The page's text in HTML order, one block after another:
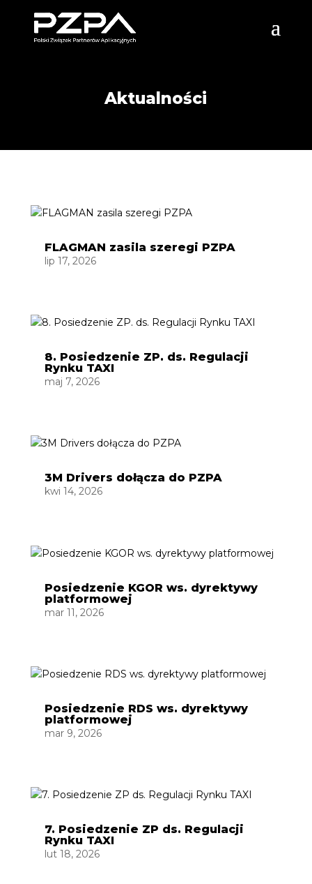
Aktualności
FLAGMAN zasila szeregi PZPA
lip 17, 2026
8. Posiedzenie ZP. ds. Regulacji
Rynku TAXI
maj 7, 2026
3M Drivers dołącza do PZPA
kwi 14, 2026
Posiedzenie KGOR ws. dyrektywy
platformowej
mar 11, 2026
Posiedzenie RDS ws. dyrektywy
platformowej
mar 9, 2026
7. Posiedzenie ZP ds. Regulacji
Rynku TAXI
lut 18, 2026